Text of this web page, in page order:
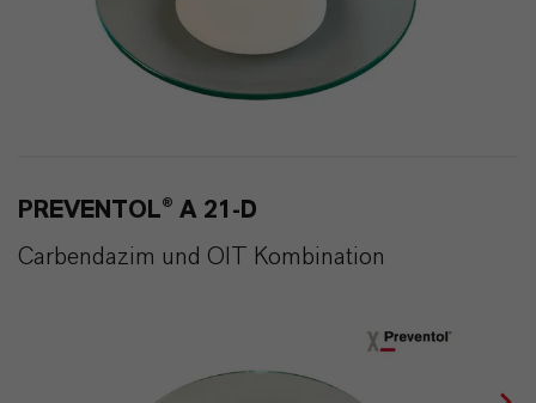
PREVENTOL® A 21-D
Carbendazim und OIT Kombination